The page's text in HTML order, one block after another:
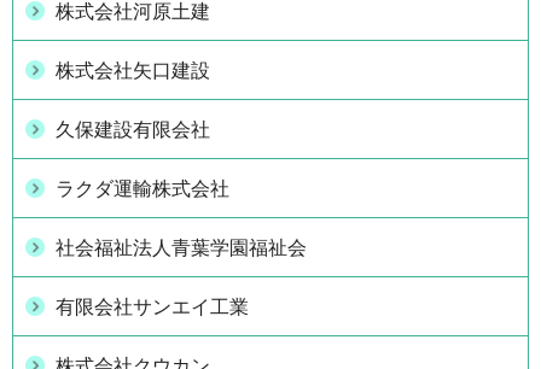
株式会社河原土建
株式会社矢口建設
久保建設有限会社
ラクダ運輸株式会社
社会福祉法人青葉学園福祉会
有限会社サンエイ工業